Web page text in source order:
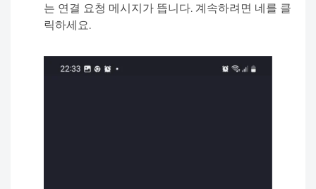
는 연결 요청 메시지가 뜹니다. 계속하려면 네를 클
릭하세요.